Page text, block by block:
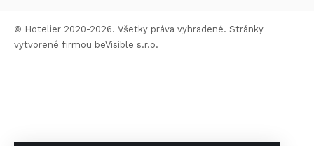
© Hotelier 2020-2026. Všetky práva vyhradené. Stránky
vytvorené firmou beVisible s.r.o.